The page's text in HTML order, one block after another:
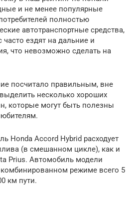
и не менее популярные
полностью
автотранспортные средства,
часто ездят на дальние и
что невозможно сделать на
посчитало правильным, вне
несколько хороших
которые могут быть полезны
Honda Accord Hybrid расходует
(в смешанном цикле), как и
Prius. Автомобиль модели
режиме всего 5
км пути.